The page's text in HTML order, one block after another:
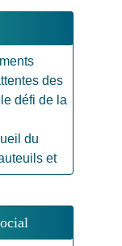
des
défi de la
du
et